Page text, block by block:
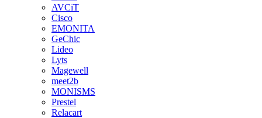
AVCiT
Cisco
EMONITA
GeChic
Lideo
Lyts
Magewell
meet2b
MONISMS
Prestel
Relacart